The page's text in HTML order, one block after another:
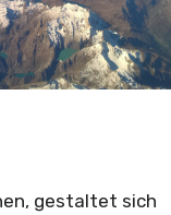
gestaltet sich